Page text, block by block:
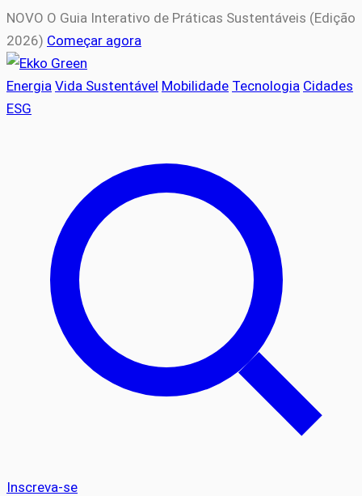
NOVO O Guia Interativo de Práticas Sustentáveis (Edição
2026) Começar agora
Energia Vida Sustentável Mobilidade Tecnologia Cidades
ESG
Inscreva-se